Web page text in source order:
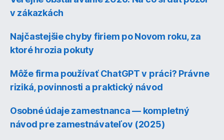
v zákazkách
Najčastejšie chyby firiem po Novom roku, za
ktoré hrozia pokuty
Môže firma používať ChatGPT v práci? Právne
riziká, povinnosti a praktický návod
Osobné údaje zamestnanca — kompletný
návod pre zamestnávateľov (2025)